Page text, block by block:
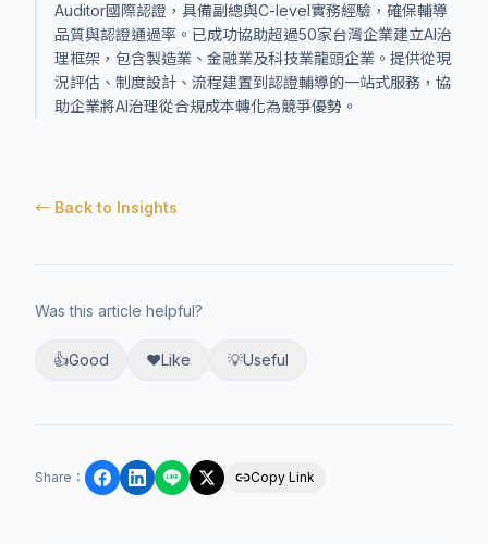
Auditor國際認證，具備副總與C-level實務經驗，確保輔導
品質與認證通過率。已成功協助超過50家台灣企業建立AI治
理框架，包含製造業、金融業及科技業龍頭企業。提供從現
況評估、制度設計、流程建置到認證輔導的一站式服務，協
助企業將AI治理從合規成本轉化為競爭優勢。
← Back to Insights
Was this article helpful?
👍Good ❤️Like 💡Useful
Share ： Copy Link